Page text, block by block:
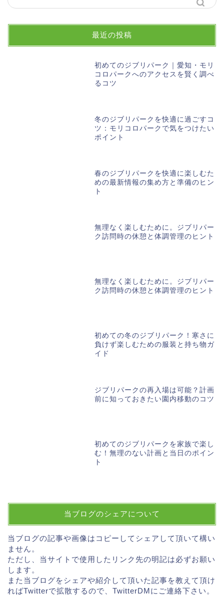
最近の投稿
初めてのジブリパーク｜愛知・モリ
コロパークへのアクセスを賢く調べ
るコツ
冬のジブリパークを快適に過ごすコ
ツ：モリコロパークで気をつけたい
ポイント
春のジブリパークを快適に楽しむた
めの最新情報の集め方と準備のヒン
ト
無理なく楽しむために。ジブリパー
ク訪問時の休憩と体調管理のヒント
無理なく楽しむために。ジブリパー
ク訪問時の休憩と体調管理のヒント
初めての冬のジブリパーク！寒さに
負けず楽しむための服装と持ち物ガ
イド
ジブリパークの再入場は可能？計画
前に知っておきたい園内移動のコツ
初めてのジブリパークを家族で楽し
む！無理のない計画と当日のポイン
ト
当ブログのシェアについて
当ブログの記事や画像はコピーしてシェアして頂いて構い
ません。
ただし、当サイトで使用したリンク先の明記は必ずお願い
します。
また当ブログをシェアや紹介して頂いた記事を教えて頂け
ればTwitterで拡散するので、TwitterDMにご連絡下さい。